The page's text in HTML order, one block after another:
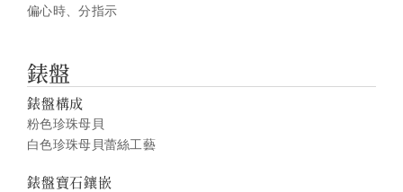
偏心時、分指示
錶盤
錶盤構成
粉色珍珠母貝
白色珍珠母貝蕾絲工藝
錶盤寶石鑲嵌